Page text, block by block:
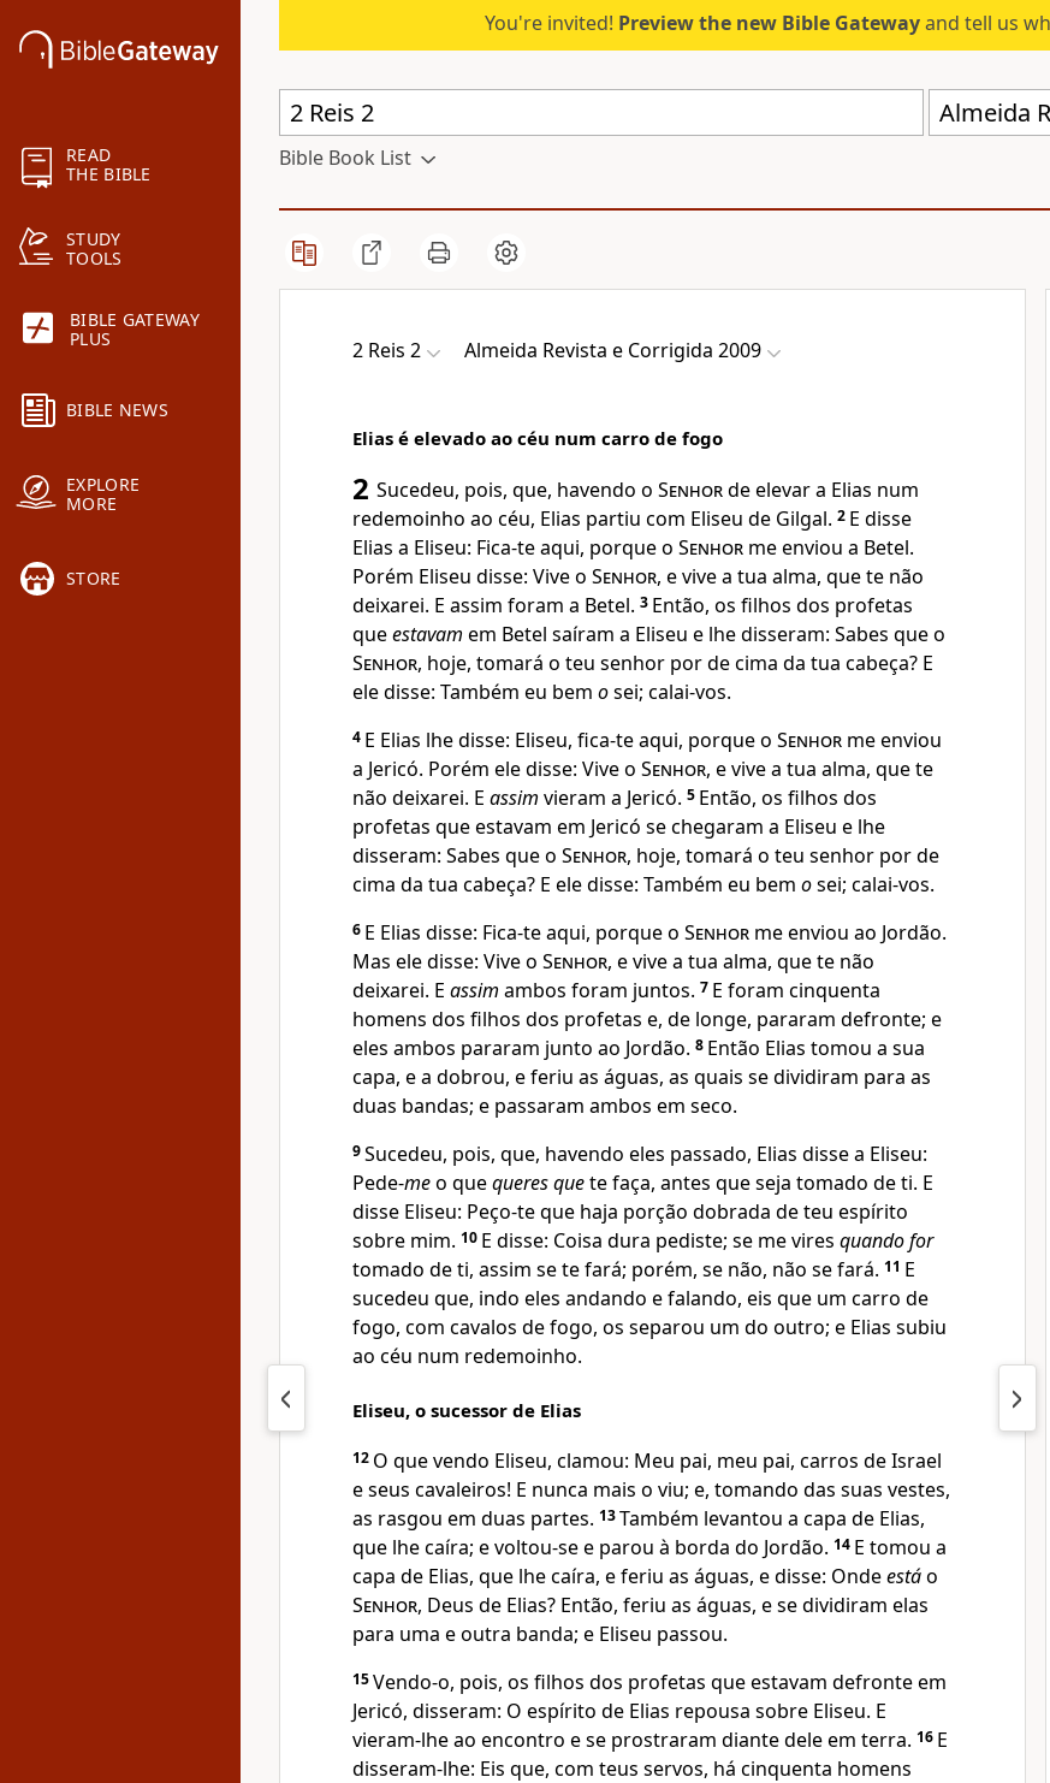
READ
THE BIBLE
STUDY
TOOLS
BIBLE GATEWAY
PLUS
BIBLE NEWS
EXPLORE
MORE
STORE
You're invited! Preview the new Bible Gatewayand tell us
Almeida
Bible Book List
2 Reis 2 Almeida Revista e Corrigida 2009
Elias é elevado ao céu num carro de fogo
2 Sucedeu, pois, que, havendo o Senhorde elevar a Elias num
redemoinho ao céu, Elias partiu com Eliseu de Gilgal. 2 E disse
Elias a Eliseu: Fica-te aqui, porque o Senhor me enviou a Betel.
Porém Eliseu disse: Vive o Senhor, e vive a tua alma, que te não
deixarei. E assim foram a Betel. 3 Então, os filhos dos profetas
queestavam em Betel saíram a Eliseu e lhe disseram: Sabes que o
Senhor, hoje, tomará o teu senhor por de cima da tua cabeça? E
ele disse: Também eu bem osei; calai-vos.
4 E Elias lhe disse: Eliseu, fica-te aqui, porque o Senhor me enviou
a Jericó. Porém ele disse: Vive o Senhor, e vive a tua alma, que te
não deixarei. E assim vieram a Jericó. 5 Então, os filhos dos
profetas que estavam em Jericó se chegaram a Eliseu e lhe
disseram: Sabes que o Senhor, hoje, tomará o teu senhor por de
cima da tua cabeça? E ele disse: Também eu bem osei; calai-vos.
6 E Elias disse: Fica-te aqui, porque o Senhor me enviou ao Jordão.
Mas ele disse: Vive o Senhor, e vive a tua alma, que te não
deixarei. E assim ambos foram juntos. 7 E foram cinquenta
homens dos filhos dos profetas e, de longe, pararam defronte; e
eles ambos pararam junto ao Jordão. 8 Então Elias tomou a sua
capa, e a dobrou, e feriu as águas, as quais se dividiram para as
duas bandas; e passaram ambos em seco.
9Sucedeu, pois, que, havendo eles passado, Elias disse a Eliseu:
Pede-meo quequeres quete faça, antes que seja tomado de ti. E
disse Eliseu: Peço-te que haja porção dobrada de teu espírito
sobre mim. 10 E disse: Coisa dura pediste; se me vires quando for
tomado de ti, assim se te fará; porém, se não, não se fará. 11 E
sucedeu que, indo eles andando e falando, eis que um carro de
fogo, com cavalos de fogo, os separou um do outro; e Elias subiu
ao céu num redemoinho.
Eliseu, o sucessor de Elias
12 O que vendo Eliseu, clamou: Meu pai, meu pai, carros de Israel
e seus cavaleiros! E nunca mais o viu; e, tomando das suas vestes,
as rasgou em duas partes. 13Também levantou a capa de Elias,
que lhe caíra; e voltou-se e parou à borda do Jordão. 14 E tomou a
capa de Elias, que lhe caíra, e feriu as águas, e disse: Ondeestáo
Senhor, Deus de Elias? Então, feriu as águas, e se dividiram elas
para uma e outra banda; e Eliseu passou.
15Vendo-o, pois, os filhos dos profetas que estavam defronte em
Jericó, disseram: O espírito de Elias repousa sobre Eliseu. E
vieram-lhe ao encontro e se prostraram diante dele em terra. 16 E
disseram-lhe: Eis que, com teus servos, há cinquenta homens